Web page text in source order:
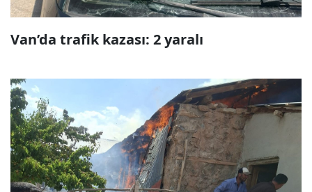
Van’da trafik kazası: 2 yaralı